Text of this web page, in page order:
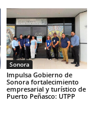
Sonora
Impulsa Gobierno de
Sonora fortalecimiento
empresarial y turístico de
Puerto Peñasco: UTPP